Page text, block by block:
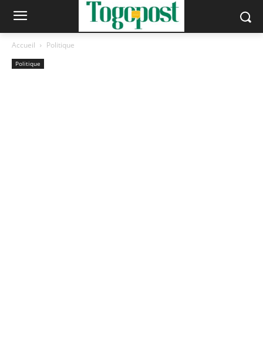
Accueil Politique
Politique